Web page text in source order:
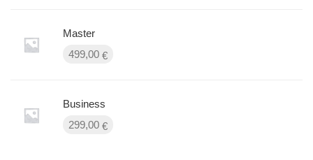
Master
499,00 €
Business
299,00 €